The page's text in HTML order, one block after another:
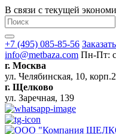
В связи с текущей
+7 (495) 085-85-56
info@metbaza.com Пн-Пт:
г. Москва
ул. Челябинская, 10, корп.2
г. Щелково
ул. Заречная, 139